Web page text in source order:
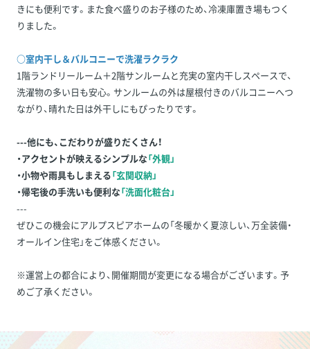
きにも便利です。また食べ盛りのお子様のため、冷凍庫置き場もつく
りました。
○室内干し＆バルコニーで洗濯ラクラク
1階ランドリールーム＋2階サンルームと充実の室内干しスペースで、
洗濯物の多い日も安心。サンルームの外は屋根付きのバルコニーへつ
ながり、晴れた日は外干しにもぴったりです。
---他にも、こだわりが盛りだくさん！
・アクセントが映えるシンプルな「外観」
・小物や雨具もしまえる「玄関収納」
・帰宅後の手洗いも便利な「洗面化粧台」
---
ぜひこの機会にアルプスピアホームの「冬暖かく夏涼しい、万全装備・
オールイン住宅」をご体感ください。
※運営上の都合により、開催期間が変更になる場合がございます。予
めご了承ください。